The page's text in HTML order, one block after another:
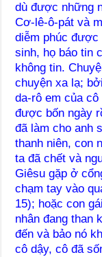
dù được những
Cơ-lê-ô-pát và
diễm phúc
sinh, họ báo tin
không tin.
chuyện xa lạ;
da-rô em của
được bốn ngày
đã làm cho anh
thanh niên, con
ta đã chết và
Giêsu gặp ở
chạm tay vào
15); hoặc con
nhân đang than
đến và bảo nó
cô dậy, cô đã